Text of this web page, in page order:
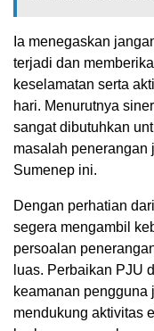
Ia menegaskan
terjadi dan
keselamatan serta
hari. Menurutnya
sangat dibutuhkan
masalah penerangan
Sumenep ini.
Dengan perhatian
segera mengambil
persoalan
luas. Perbaikan PJU
keamanan pengguna
mendukung aktivitas